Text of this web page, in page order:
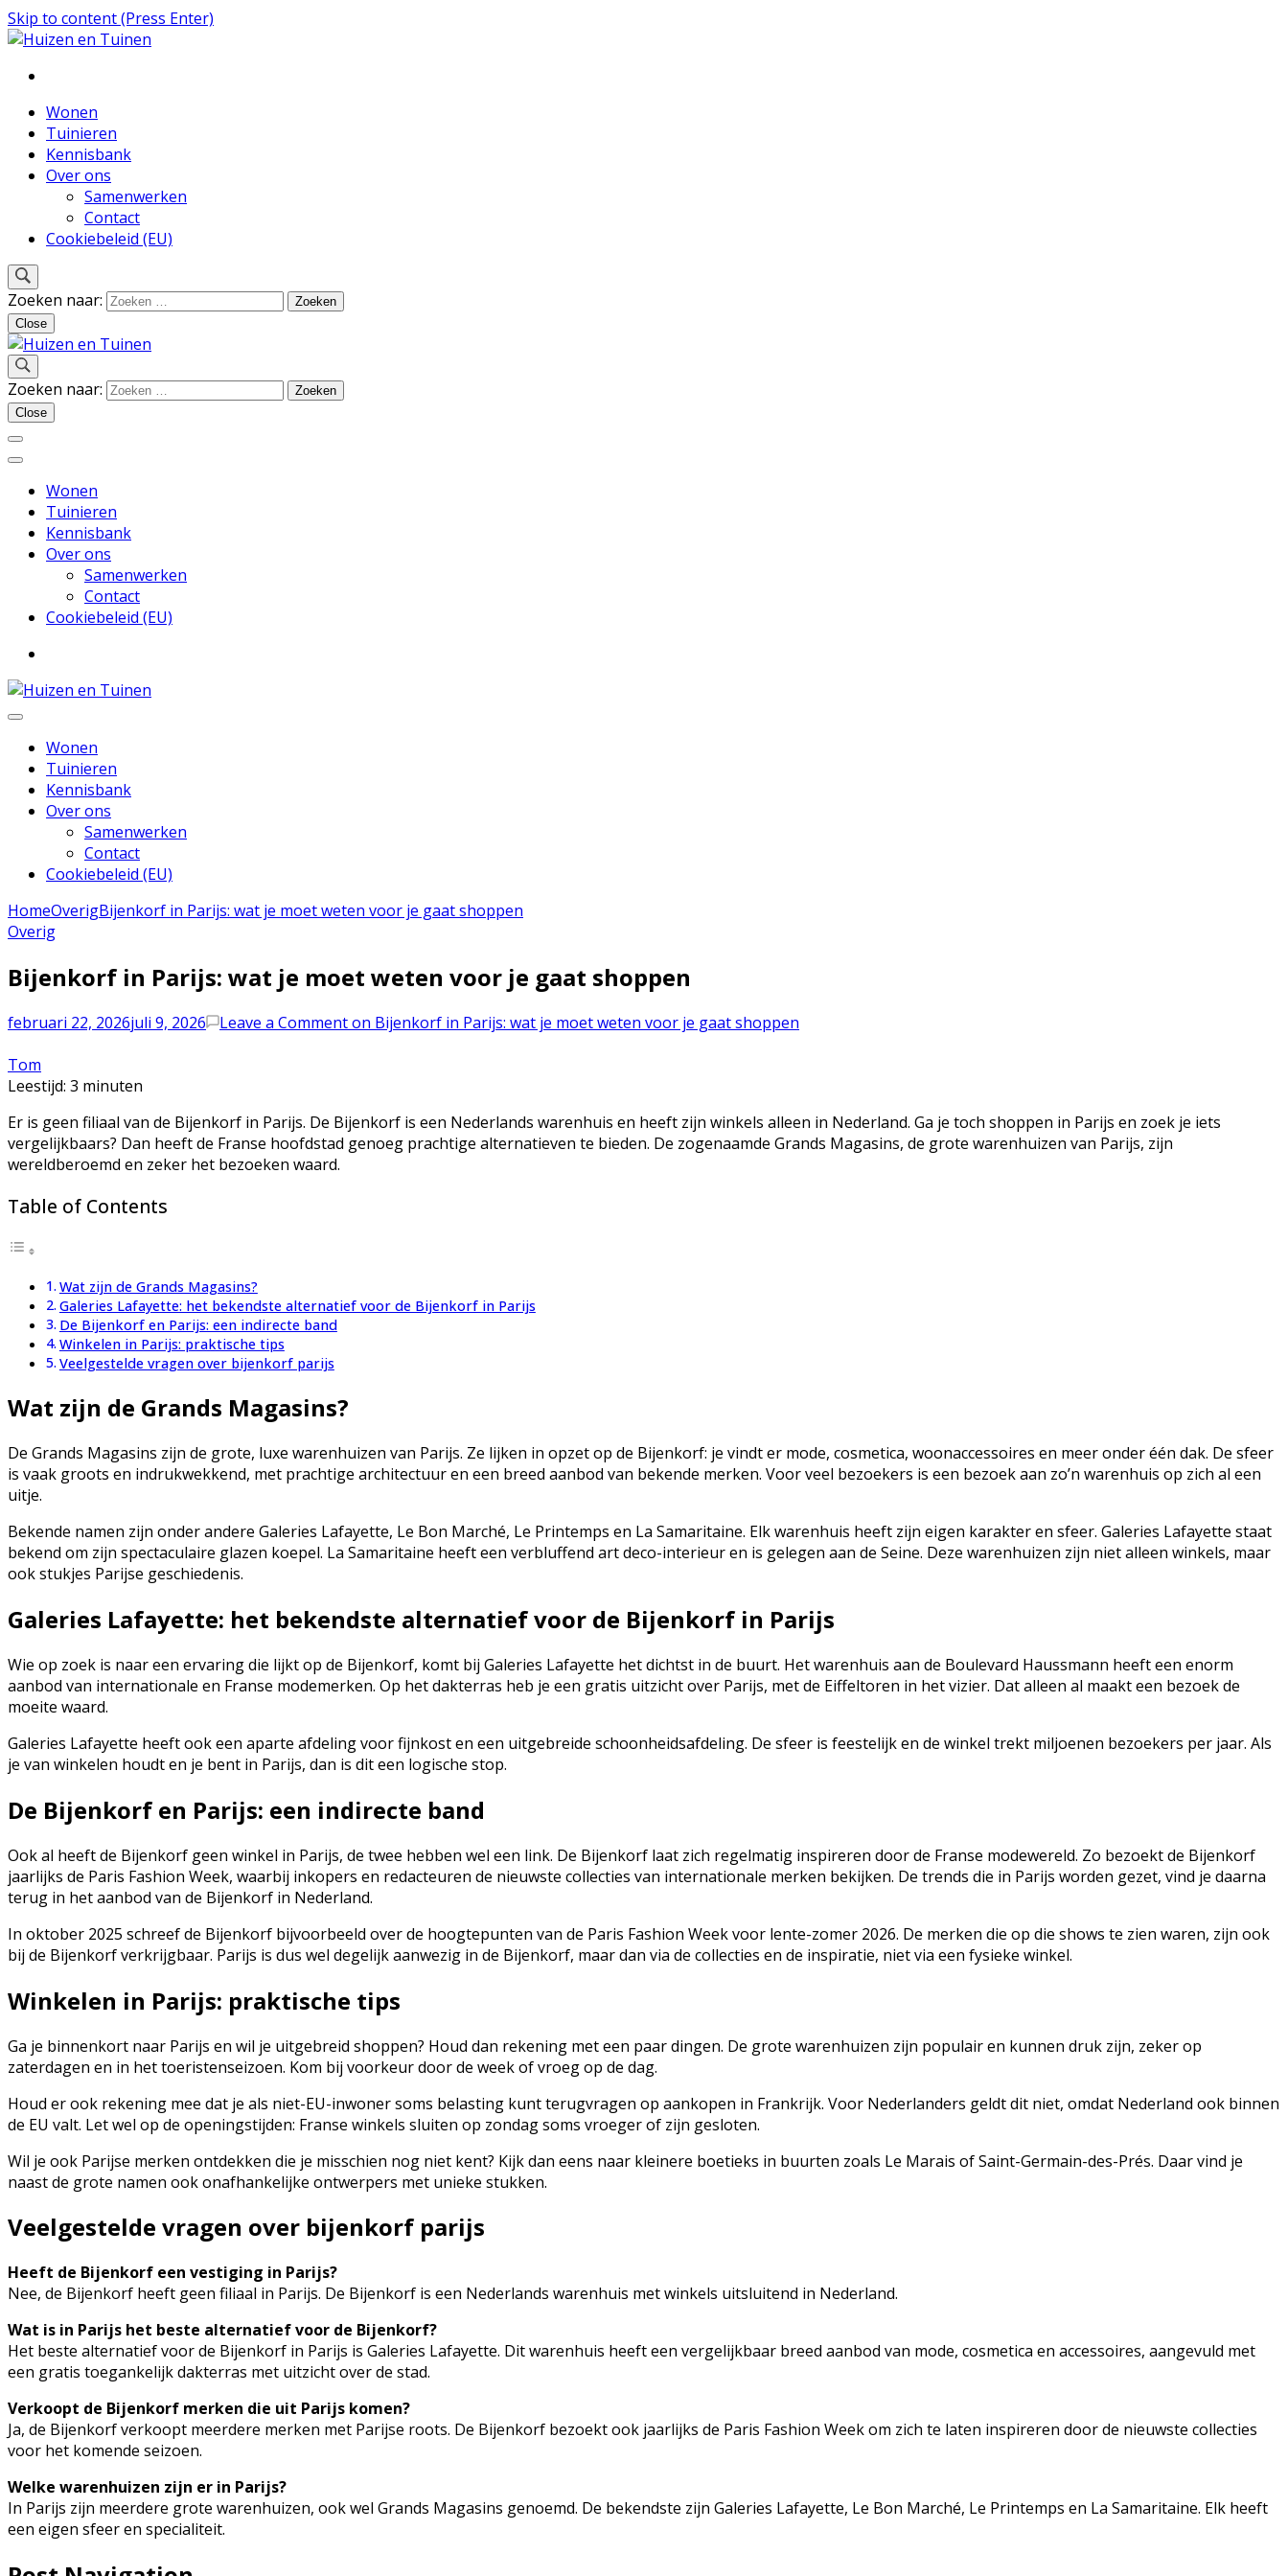
Skip to content (Press Enter)
Huizen en Tuinen
Inspiratie voor wonen en tuinieren
Wonen
Tuinieren
Kennisbank
Over ons
Samenwerken
Contact
Cookiebeleid (EU)
Zoeken naar:
Close
Huizen en Tuinen
Inspiratie voor wonen en tuinieren
Zoeken naar:
Close
Wonen
Tuinieren
Kennisbank
Over ons
Samenwerken
Contact
Cookiebeleid (EU)
Huizen en Tuinen
Inspiratie voor wonen en tuinieren
Wonen
Tuinieren
Kennisbank
Over ons
Samenwerken
Contact
Cookiebeleid (EU)
HomeOverigBijenkorf in Parijs: wat je moet weten voor je gaat shoppen
Overig
Bijenkorf in Parijs: wat je moet weten voor je gaat shoppen
februari 22, 2026juli 9, 2026 Leave a Commenton Bijenkorf in Parijs: wat je moet weten voor je gaat shoppen
Tom
Leestijd: 3 minuten
Er is geen filiaal van de Bijenkorf in Parijs. De Bijenkorf is een Nederlands warenhuis en heeft zijn winkels alleen in Nederland. Ga je toch shoppen in Parijs en zoek je iets
vergelijkbaars? Dan heeft de Franse hoofdstad genoeg prachtige alternatieven te bieden. De zogenaamde Grands Magasins, de grote warenhuizen van Parijs, zijn
wereldberoemd en zeker het bezoeken waard.
Table of Contents
Wat zijn de Grands Magasins?
Galeries Lafayette: het bekendste alternatief voor de Bijenkorf in Parijs
De Bijenkorf en Parijs: een indirecte band
Winkelen in Parijs: praktische tips
Veelgestelde vragen over bijenkorf parijs
Wat zijn de Grands Magasins?
De Grands Magasins zijn de grote, luxe warenhuizen van Parijs. Ze lijken in opzet op de Bijenkorf: je vindt er mode, cosmetica, woonaccessoires en meer onder één dak. De sfeer
is vaak groots en indrukwekkend, met prachtige architectuur en een breed aanbod van bekende merken. Voor veel bezoekers is een bezoek aan zo’n warenhuis op zich al een
uitje.
Bekende namen zijn onder andere Galeries Lafayette, Le Bon Marché, Le Printemps en La Samaritaine. Elk warenhuis heeft zijn eigen karakter en sfeer. Galeries Lafayette staat
bekend om zijn spectaculaire glazen koepel. La Samaritaine heeft een verbluffend art deco-interieur en is gelegen aan de Seine. Deze warenhuizen zijn niet alleen winkels, maar
ook stukjes Parijse geschiedenis.
Galeries Lafayette: het bekendste alternatief voor de Bijenkorf in Parijs
Wie op zoek is naar een ervaring die lijkt op de Bijenkorf, komt bij Galeries Lafayette het dichtst in de buurt. Het warenhuis aan de Boulevard Haussmann heeft een enorm
aanbod van internationale en Franse modemerken. Op het dakterras heb je een gratis uitzicht over Parijs, met de Eiffeltoren in het vizier. Dat alleen al maakt een bezoek de
moeite waard.
Galeries Lafayette heeft ook een aparte afdeling voor fijnkost en een uitgebreide schoonheidsafdeling. De sfeer is feestelijk en de winkel trekt miljoenen bezoekers per jaar. Als
je van winkelen houdt en je bent in Parijs, dan is dit een logische stop.
De Bijenkorf en Parijs: een indirecte band
Ook al heeft de Bijenkorf geen winkel in Parijs, de twee hebben wel een link. De Bijenkorf laat zich regelmatig inspireren door de Franse modewereld. Zo bezoekt de Bijenkorf
jaarlijks de Paris Fashion Week, waarbij inkopers en redacteuren de nieuwste collecties van internationale merken bekijken. De trends die in Parijs worden gezet, vind je daarna
terug in het aanbod van de Bijenkorf in Nederland.
In oktober 2025 schreef de Bijenkorf bijvoorbeeld over de hoogtepunten van de Paris Fashion Week voor lente-zomer 2026. De merken die op die shows te zien waren, zijn ook
bij de Bijenkorf verkrijgbaar. Parijs is dus wel degelijk aanwezig in de Bijenkorf, maar dan via de collecties en de inspiratie, niet via een fysieke winkel.
Winkelen in Parijs: praktische tips
Ga je binnenkort naar Parijs en wil je uitgebreid shoppen? Houd dan rekening met een paar dingen. De grote warenhuizen zijn populair en kunnen druk zijn, zeker op
zaterdagen en in het toeristenseizoen. Kom bij voorkeur door de week of vroeg op de dag.
Houd er ook rekening mee dat je als niet-EU-inwoner soms belasting kunt terugvragen op aankopen in Frankrijk. Voor Nederlanders geldt dit niet, omdat Nederland ook binnen
de EU valt. Let wel op de openingstijden: Franse winkels sluiten op zondag soms vroeger of zijn gesloten.
Wil je ook Parijse merken ontdekken die je misschien nog niet kent? Kijk dan eens naar kleinere boetieks in buurten zoals Le Marais of Saint-Germain-des-Prés. Daar vind je
naast de grote namen ook onafhankelijke ontwerpers met unieke stukken.
Veelgestelde vragen over bijenkorf parijs
Heeft de Bijenkorf een vestiging in Parijs?
Nee, de Bijenkorf heeft geen filiaal in Parijs. De Bijenkorf is een Nederlands warenhuis met winkels uitsluitend in Nederland.
Wat is in Parijs het beste alternatief voor de Bijenkorf?
Het beste alternatief voor de Bijenkorf in Parijs is Galeries Lafayette. Dit warenhuis heeft een vergelijkbaar breed aanbod van mode, cosmetica en accessoires, aangevuld met
een gratis toegankelijk dakterras met uitzicht over de stad.
Verkoopt de Bijenkorf merken die uit Parijs komen?
Ja, de Bijenkorf verkoopt meerdere merken met Parijse roots. De Bijenkorf bezoekt ook jaarlijks de Paris Fashion Week om zich te laten inspireren door de nieuwste collecties
voor het komende seizoen.
Welke warenhuizen zijn er in Parijs?
In Parijs zijn meerdere grote warenhuizen, ook wel Grands Magasins genoemd. De bekendste zijn Galeries Lafayette, Le Bon Marché, Le Printemps en La Samaritaine. Elk heeft
een eigen sfeer en specialiteit.